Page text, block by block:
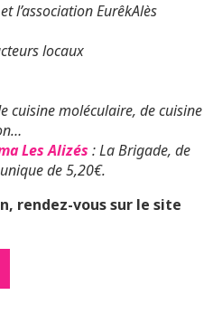
l’association EurêkAlès
locaux
cuisine moléculaire, de cuisine
Les Alizés : La Brigade, de
de 5,20€.
rendez-vous sur le site